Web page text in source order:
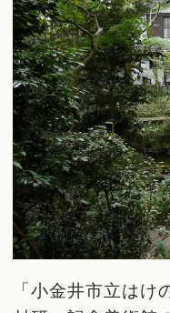
「小金井市立はけ